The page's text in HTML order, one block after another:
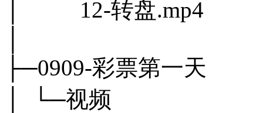
│ 12-转盘.mp4
├─0909-彩票第一天
│ └─视频